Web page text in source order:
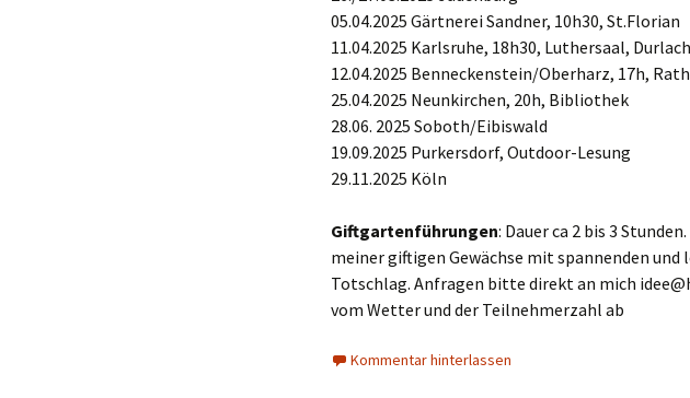
05.04.2025 Gärtnerei Sandner, 10h30, St.Florian
11.04.2025 Karlsruhe, 18h30, Luthersaal,
12.04.2025 Benneckenstein/Oberharz, 17h,
25.04.2025 Neunkirchen, 20h, Bibliothek
28.06. 2025 Soboth/Eibiswald
19.09.2025 Purkersdorf, Outdoor-Lesung
29.11.2025 Köln
Giftgartenführungen: Dauer ca 2 bis 3
meiner giftigen Gewächse mit spannenden
Totschlag. Anfragen bitte direkt an mich
vom Wetter und der Teilnehmerzahl ab
Kommentar hinterlassen